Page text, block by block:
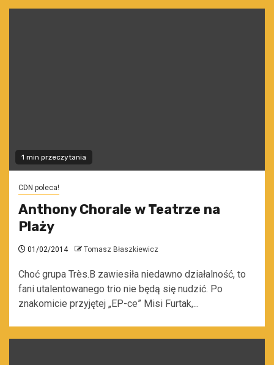
1 min przeczytania
CDN poleca!
Anthony Chorale w Teatrze na
Plaży
01/02/2014 Tomasz Błaszkiewicz
Choć grupa Très.B zawiesiła niedawno działalność, to
fani utalentowanego trio nie będą się nudzić. Po
znakomicie przyjętej „EP-ce” Misi Furtak,...